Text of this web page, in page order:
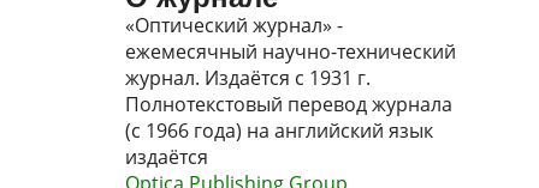
«Оптический журнал» -
ежемесячный научно-технический
журнал. Издаётся с 1931 г.
Полнотекстовый перевод журнала
(с 1966 года) на английский язык
издаётся